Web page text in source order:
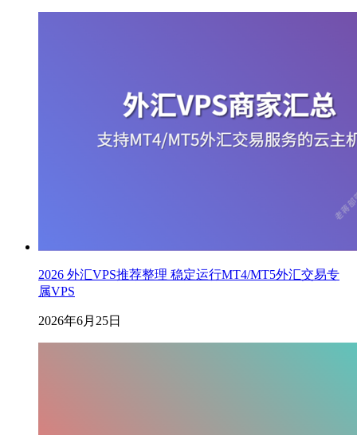
2026 外汇VPS推荐整理 稳定运行MT4/MT5外汇交易专
属VPS
2026年6月25日